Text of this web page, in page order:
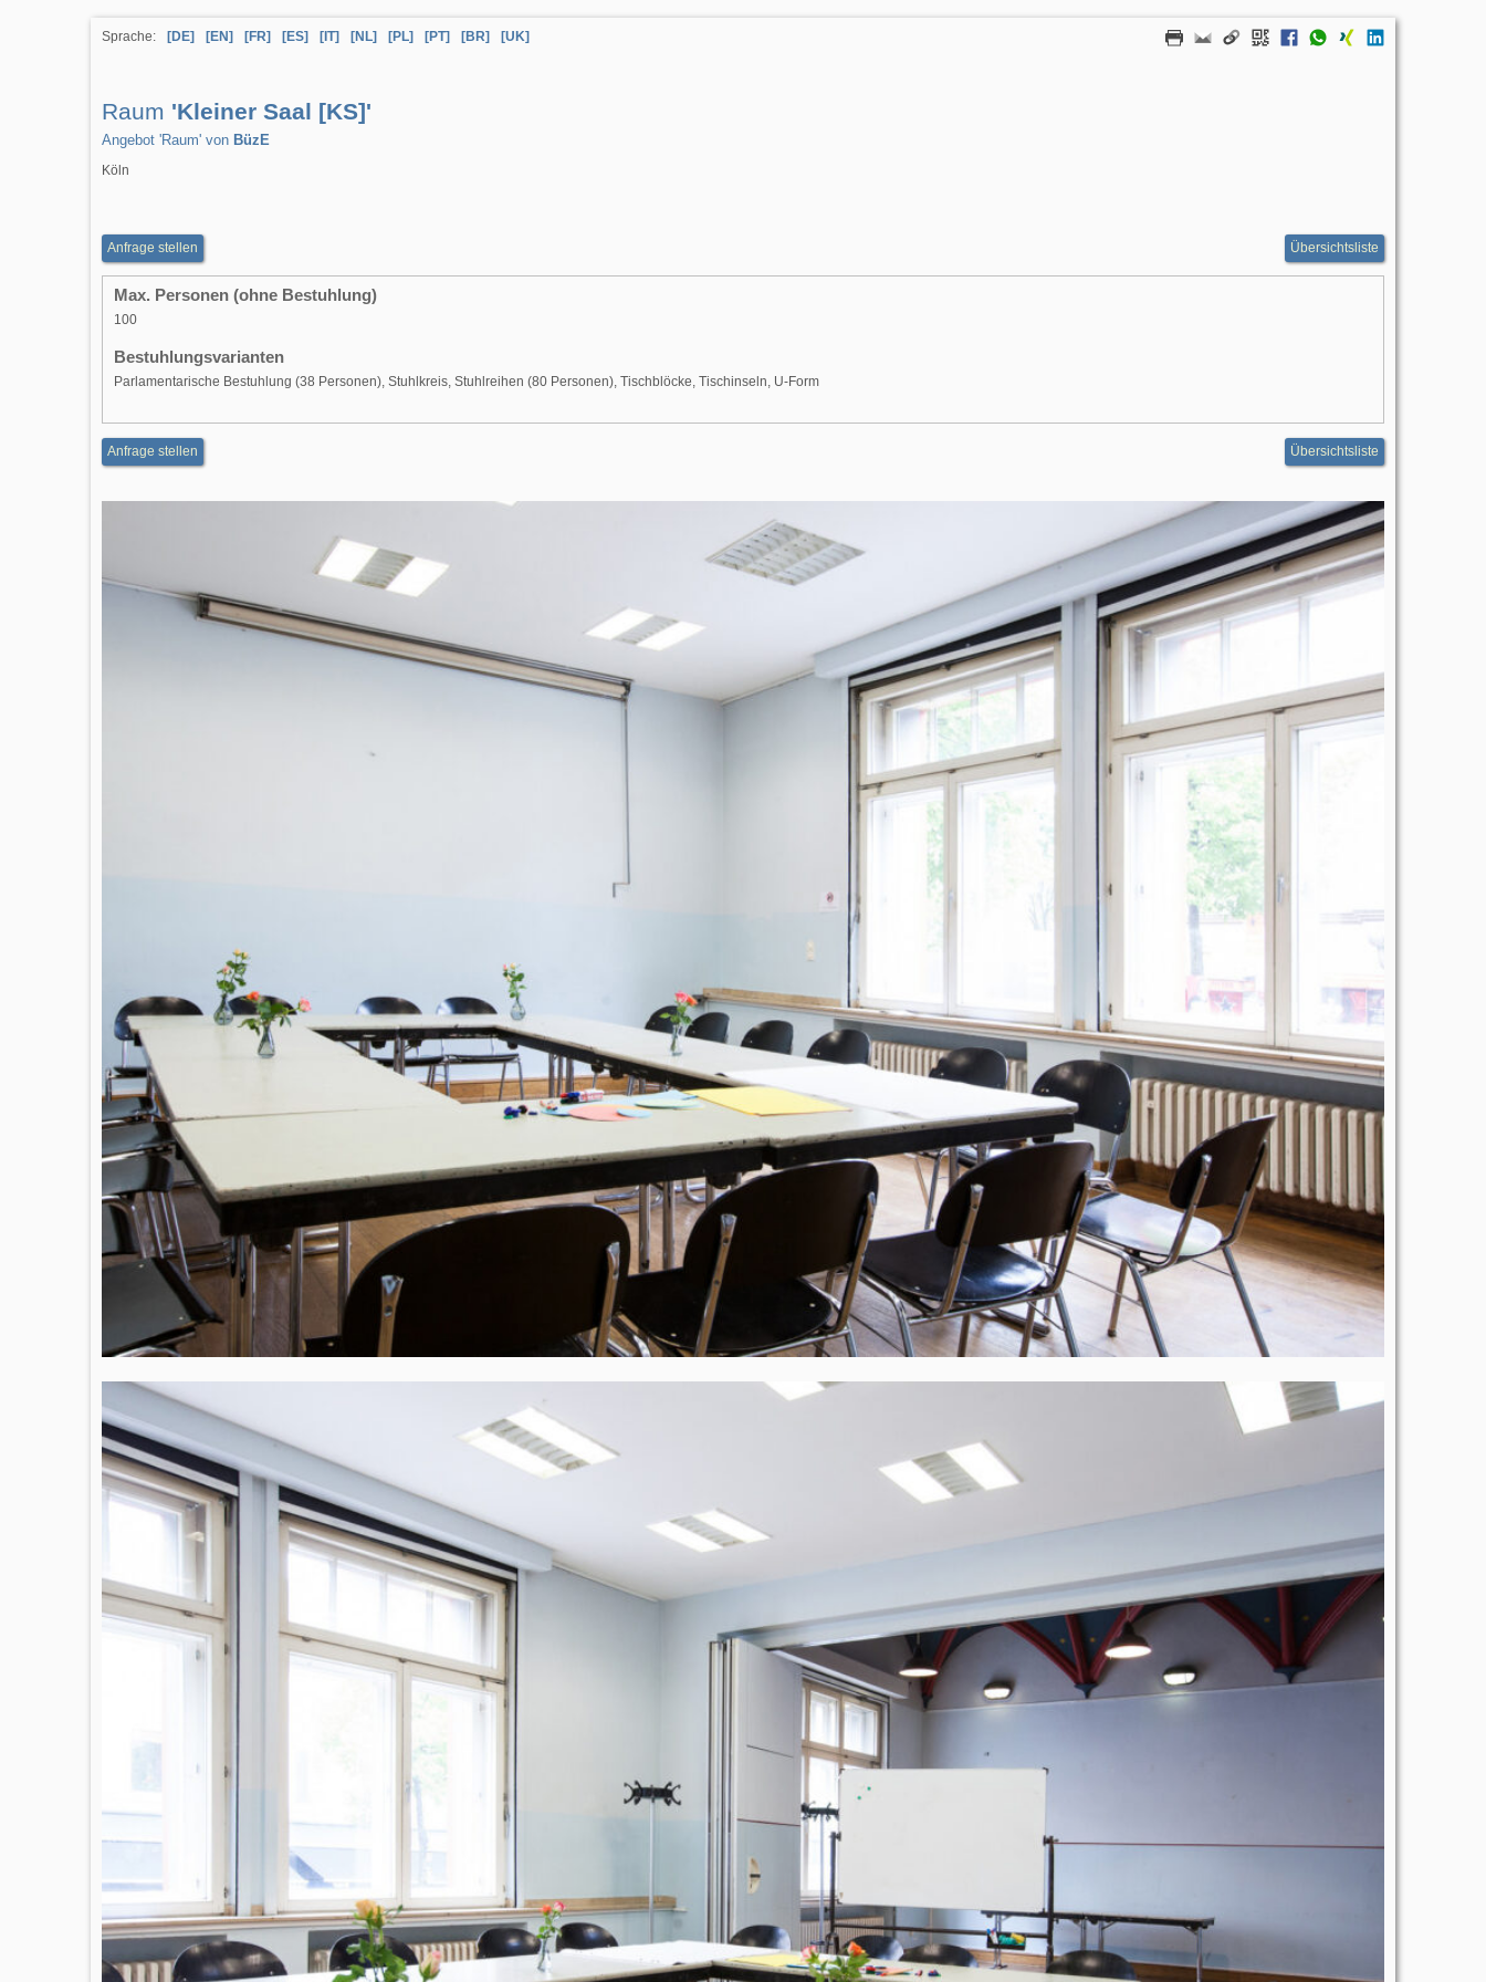
Sprache: [DE] [EN] [FR] [ES] [IT] [NL] [PL] [PT] [BR] [UK]
Raum 'Kleiner Saal [KS]'
Angebot 'Raum' von BüzE
Köln
Anfrage stellen Übersichtsliste
Max. Personen (ohne Bestuhlung)
100
Bestuhlungsvarianten
Parlamentarische Bestuhlung (38 Personen), Stuhlkreis, Stuhlreihen (80 Personen), Tischblöcke, Tischinseln, U-Form
Anfrage stellen Übersichtsliste